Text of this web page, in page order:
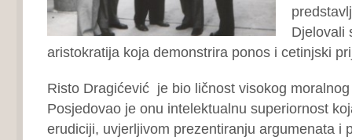
Djelovali
aristokratija koja demonstrira ponos i cetinjski
Risto Dragićević je bio ličnost visokog
Posjedovao je onu intelektualnu superiornost
erudiciji, uvjerljivom prezentiranju argumenata i